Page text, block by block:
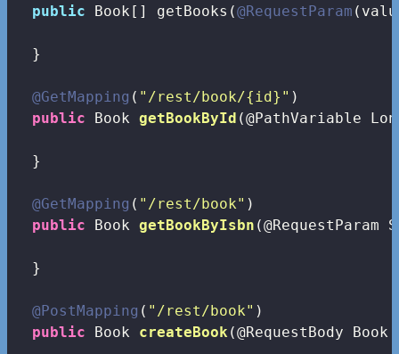
public Book[] getBooks(@RequestParam
  }
@GetMapping ( "/rest/book/{id}" )
public Book getBookById (@PathVariable
  }
@GetMapping ( "/rest/book" )
public Book getBookByIsbn
  }
@PostMapping ( "/rest/book" )
public Book createBook (@RequestBody